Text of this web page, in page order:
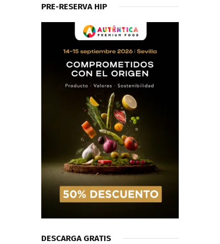
PRE-RESERVA HIP
DESCARGA GRATIS